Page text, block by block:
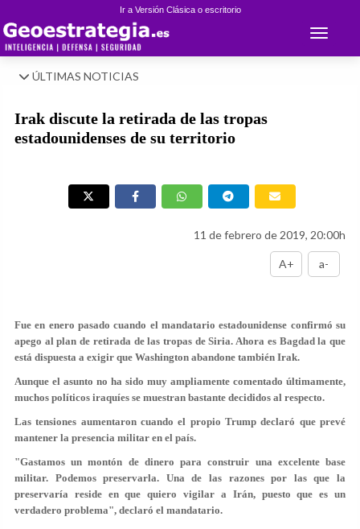
Ir a Versión Clásica o escritorio
Toggle
ÚLTIMAS NOTICIAS
Irak discute la retirada de las tropas
estadounidenses de su territorio
11 de febrero de 2019, 20:00h
A+ a-
Fue en enero pasado cuando el mandatario estadounidense confirmó su
apego al plan de retirada de las tropas de Siria. Ahora es Bagdad la que
está dispuesta a exigir que Washington abandone también Irak.
Aunque el asunto no ha sido muy ampliamente comentado últimamente,
muchos políticos iraquíes se muestran bastante decididos al respecto.
Las tensiones aumentaron cuando el propio Trump declaró que prevé
mantener la presencia militar en el país.
"Gastamos un montón de dinero para construir una excelente base
militar. Podemos preservarla. Una de las razones por las que la
preservaría reside en que quiero vigilar a Irán, puesto que es un
verdadero problema", declaró el mandatario.